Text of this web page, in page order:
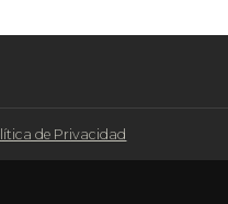
de Privacidad